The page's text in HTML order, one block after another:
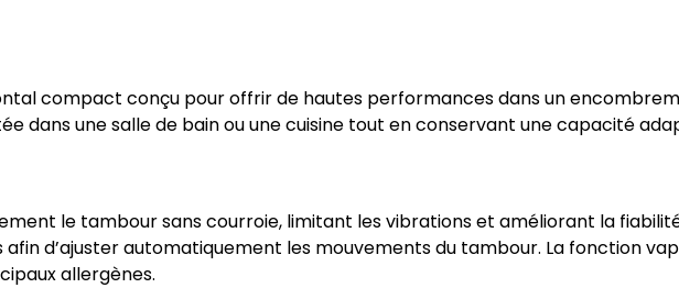
compact conçu pour offrir de hautes performances dans un
dans une salle de bain ou une cuisine tout en conservant une capacité
le tambour sans courroie, limitant les vibrations et améliorant la
d’ajuster automatiquement les mouvements du tambour. La fonction
allergènes.